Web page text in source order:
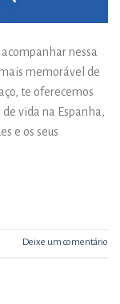
nessa
memorável de
te oferecemos
vida na Espanha,
e os seus
Deixe um comentário